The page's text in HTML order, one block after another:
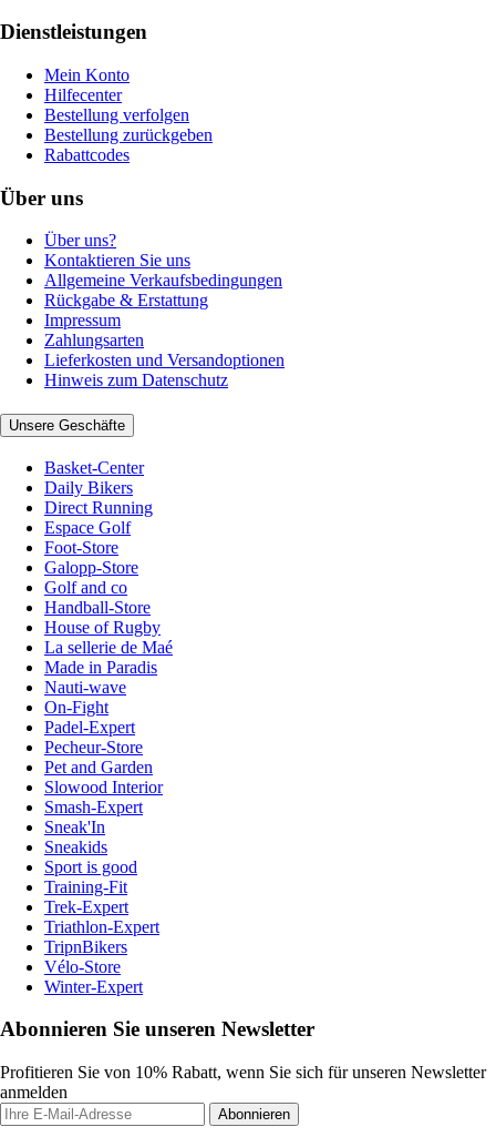
Dienstleistungen
Mein Konto
Hilfecenter
Bestellung verfolgen
Bestellung zurückgeben
Rabattcodes
Über uns
Über uns?
Kontaktieren Sie uns
Allgemeine Verkaufsbedingungen
Rückgabe & Erstattung
Impressum
Zahlungsarten
Lieferkosten und Versandoptionen
Hinweis zum Datenschutz
Unsere Geschäfte
Basket-Center
Daily Bikers
Direct Running
Espace Golf
Foot-Store
Galopp-Store
Golf and co
Handball-Store
House of Rugby
La sellerie de Maé
Made in Paradis
Nauti-wave
On-Fight
Padel-Expert
Pecheur-Store
Pet and Garden
Slowood Interior
Smash-Expert
Sneak'In
Sneakids
Sport is good
Training-Fit
Trek-Expert
Triathlon-Expert
TripnBikers
Vélo-Store
Winter-Expert
Abonnieren Sie unseren Newsletter
Profitieren Sie von 10% Rabatt, wenn Sie sich für unseren Newsletter
anmelden
Abonnieren